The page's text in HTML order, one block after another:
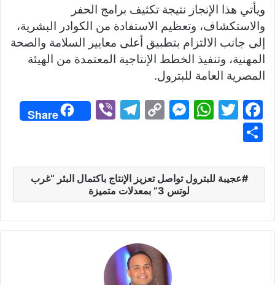
ويأتي هذا الإنجاز نتيجة تكثيف برامج الحفر
والاستكشاف، وتعظيم الاستفادة من الكوادر البشرية،
إلى جانب الالتزام بتطبيق أعلى معايير السلامة والصحة
المهنية، وتنفيذ الخطط الإنتاجية المعتمدة من الهيئة
المصرية العامة للبترول.
F
e
b
o
o
T
er
W
s
A
p
p
M
s
e
n
g
er
C
y
Li
n
k
T
gr
a
m
Vi
b
Share
ar
e
عجيبة للبترول تواصل تعزيز الإنتاج باكتمال البئر “غرب
لوتس 3” بمعدلات متميزة